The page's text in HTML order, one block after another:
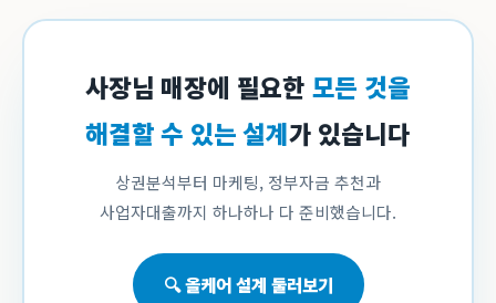
사장님 매장에 필요한 모든 것을
해결할 수 있는 설계가 있습니다
상권분석부터 마케팅, 정부자금 추천과
사업자대출까지 하나하나 다 준비했습니다.
🔍 올케어 설계 둘러보기